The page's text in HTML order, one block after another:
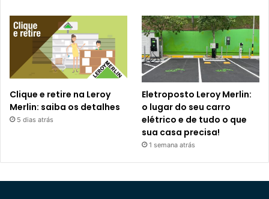
Clique e retire na Leroy
Merlin: saiba os detalhes
5 dias atrás
Eletroposto Leroy Merlin:
o lugar do seu carro
elétrico e de tudo o que
sua casa precisa!
1 semana atrás